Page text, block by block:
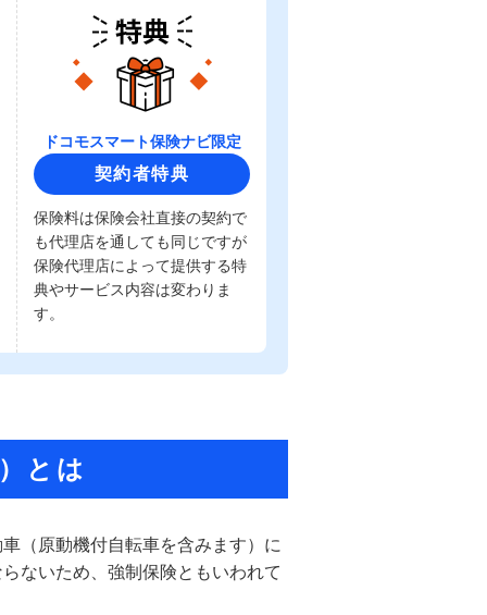
ドコモスマート保険ナビ限定
契約者特典
保険料は保険会社直接の契約で
も代理店を通しても同じですが
保険代理店によって提供する特
典やサービス内容は変わりま
す。
とは
（原動機付自転車を含みます）に
ないため、強制保険ともいわれて